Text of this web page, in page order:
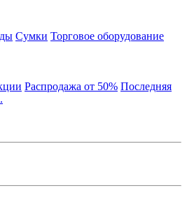
Сумки Торговое оборудование
Распродажа от 50% Последняя